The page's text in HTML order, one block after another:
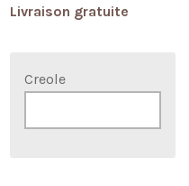
Livraison gratuite
Creole